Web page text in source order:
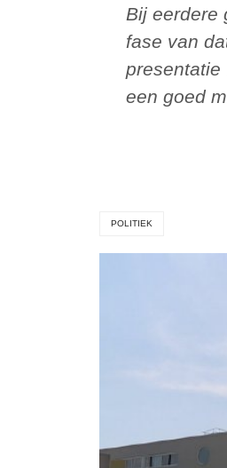
Bij eerdere gelegenheden is (pas) bij aanvang van de afrondende
fase van
presentatie
een goed
POLITIEK